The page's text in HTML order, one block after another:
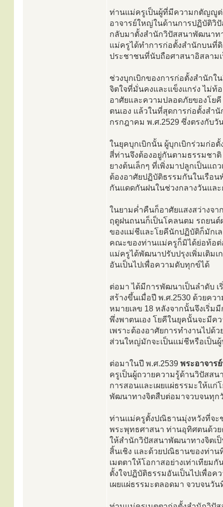
ท่านแม่ครูเป็นผู้ที่มีความกตัญญูต่
อาจารย์ใหญ่ในด้านการปฏิบัติวิปั
กลับมาตั้งสำนักวิปัสสนาพัฒนาท
แม่ครูได้ทำการก่อตั้งสำนักบนที่
ประชาชนที่นับถือศาสนาอิสลาม
ช่วงบุกเบิกของการก่อตั้งสำนักใ
จิตใจที่มั่นคงและแข็งแกร่ง ไม่ท้
อาศัยและความปลอดภัยของโย
ตนเอง แล้วในที่สุดการก่อตั้งสำ
กรกฎาคม พ.ศ.2529 ซึ่งตรงกับ
ในยุคบุกเบิกนั้น ผู้บุกเบิกร่วมก่อ
สี่ท่านจึงต้องอยู่กันตามธรรมชา
ยางต้นเล็กๆ ที่เพิ่งมาปลูกเป็นแ
ต้องอาศัยปฏิบัติธรรมกันในเรือน
กันแดดกันฝนในช่วงกลางวันแล
ในยามค่ำคืนก็อาศัยแสงสว่างจา
ฤดูฝนถนนก็เป็นโคลนตม รถยนต์
ของแม่ชีและโยคีนักปฏิบัติก็มักเล
คณะของท่านแม่ครูก็มิได้ย่อท้อต่
แม่ครูได้พัฒนาปรับปรุงเพิ่มเติมเ
อันเป็นไปเพื่อความดับทุกข์ได้
ต่อมา ได้มีการพัฒนาเป็นลำดับ
สร้างขึ้นเมื่อปี พ.ศ.2530 ด้วยค
หมายเลข 18 หลังจากนั้นจึงเริ่ม
พึ่งพาตนเอง โยคีในยุคนั้นจะมีค
เพราะต้องอาศัยการทำงานไปด้
ส่วนใหญ่มักจะเป็นแม่ชีหรือเป็น
ต่อมาในปี พ.ศ.2539 พระอาจาร
ครูเป็นผู้ถวายความรู้ด้านวิปัสส
การสอนและเผยแผ่ธรรมะให้แก่
พัฒนาทางจิตสืบต่อมาจวบจนทุก
ท่านแม่ครูตั้งปณิธานมุ่งหวังที่จะ
พระพุทธศาสนา ท่านอุทิศตนด้วย
ให้สำนักวิปัสสนาพัฒนาทางจิตเ
สิ้นเชิง และด้วยปณิธานของท่าน
เมตตาให้โอกาสอย่างเท่าเทียม
ตั้งใจปฏิบัติธรรมอันเป็นไปเพื่อ
เผยแผ่ธรรมะตลอดมา จวบจนวั